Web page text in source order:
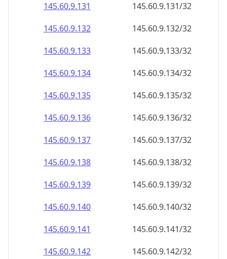
145.60.9.131
145.60.9.131/32
145.60.9.132
145.60.9.132/32
145.60.9.133
145.60.9.133/32
145.60.9.134
145.60.9.134/32
145.60.9.135
145.60.9.135/32
145.60.9.136
145.60.9.136/32
145.60.9.137
145.60.9.137/32
145.60.9.138
145.60.9.138/32
145.60.9.139
145.60.9.139/32
145.60.9.140
145.60.9.140/32
145.60.9.141
145.60.9.141/32
145.60.9.142
145.60.9.142/32